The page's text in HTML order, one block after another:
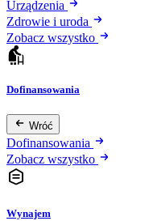
Urządzenia
Zdrowie i uroda
Zobacz wszystko
Dofinansowania
Wróć
Dofinansowania
Zobacz wszystko
Wynajem